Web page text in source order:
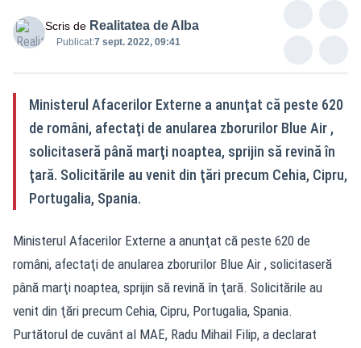
Scris de Realitatea de Alba
Publicat:7 sept. 2022, 09:41
Ministerul Afacerilor Externe a anunţat că peste 620
de români, afectaţi de anularea zborurilor Blue Air ,
solicitaseră până marţi noaptea, sprijin să revină în
ţară. Solicitările au venit din ţări precum Cehia, Cipru,
Portugalia, Spania.
Ministerul Afacerilor Externe a anunţat că peste 620 de
români, afectaţi de anularea zborurilor Blue Air , solicitaseră
până marţi noaptea, sprijin să revină în ţară. Solicitările au
venit din ţări precum Cehia, Cipru, Portugalia, Spania.
Purtătorul de cuvânt al MAE, Radu Mihail Filip, a declarat